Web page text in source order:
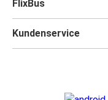
FlixBus
Kundenservice